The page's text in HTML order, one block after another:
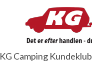
KG Camping Kundeklub